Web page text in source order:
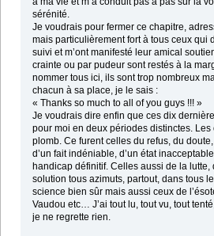
sérénité.
Je voudrais pour fermer ce chapitre,
mais particulièrement fort à tous ceux qui
suivi et m’ont manifesté leur amical
crainte ou par pudeur sont restés à la
nommer tous ici, ils sont trop nombreux
chacun à sa place, je le sais :
« Thanks so much to all of you guys !!! »
Je voudrais dire enfin que ces dix
pour moi en deux périodes distinctes.
plomb. Ce furent celles du refus, du
d’un fait indéniable, d’un état
handicap définitif. Celles aussi de la lutte,
solution tous azimuts, partout, dans tous
science bien sûr mais aussi ceux de
Vaudou etc… J’ai tout lu, tout vu, tout
je ne regrette rien.